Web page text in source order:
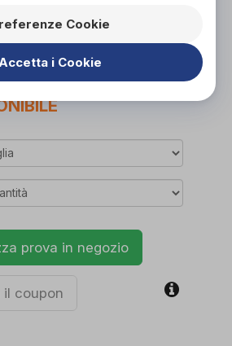
IN NEGOZIO
prova in negozio
il coupon
Cookie
i Cookie